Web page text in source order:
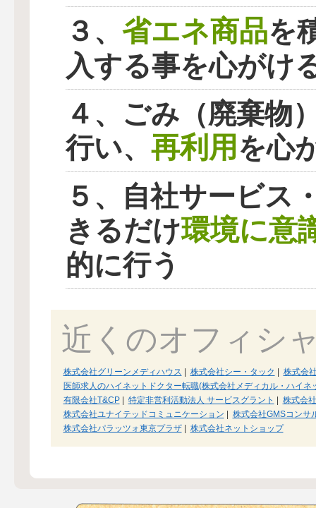
３、 省エネ商品を
入する事を心がけ
４、ごみ（廃棄物
行い、 再利用を心
５、自社サービス
きるだけ環境に意
的に行う
近くのオフィシ
株式会社グリーンメディハウス 株式会社シー・タック
株式会
医師求人のハイネットドクター転職(株式会社メディカル・ハイネ
有限会社T&CP| 特定非営利活動法人 サービスグラント
株式会
株式会社ユナイテッドコミュニケーション
株式会社GMSコンサ
株式会社パラッツォ東京プラザ| 株式会社ネットショップ